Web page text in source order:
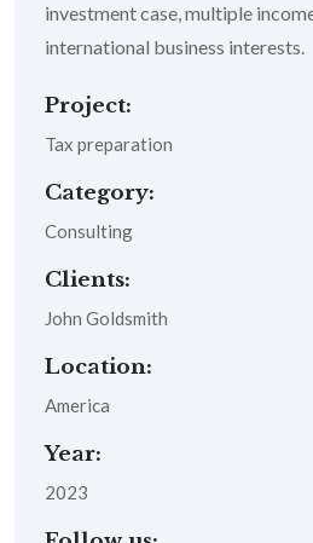
investment case, multiple
international business interests.
Project:
Tax preparation
Category:
Consulting
Clients:
John Goldsmith
Location:
America
Year:
2023